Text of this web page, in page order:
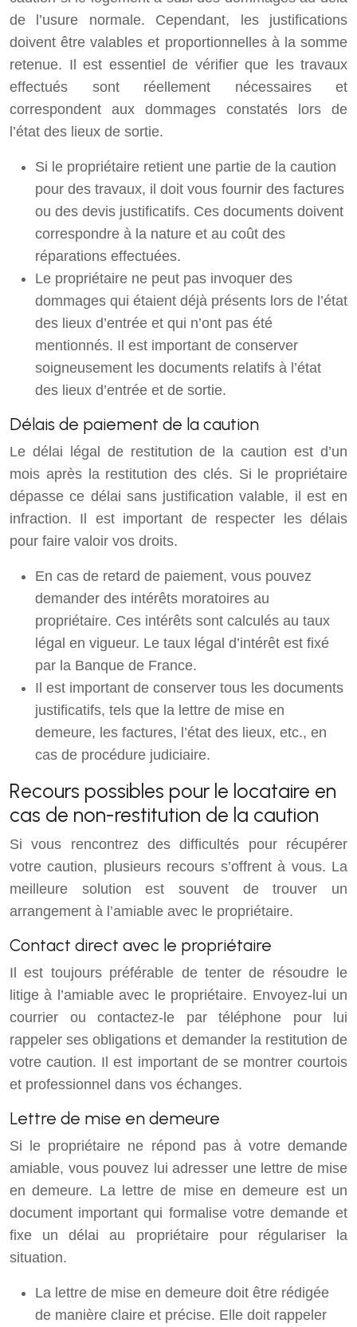
de l’usure normale. Cependant, les justifications
doivent être valables et proportionnelles à la somme
retenue. Il est essentiel de vérifier que les travaux
effectués sont réellement nécessaires et
correspondent aux dommages constatés lors de
l’état des lieux de sortie.
Si le propriétaire retient une partie de la caution
pour des travaux, il doit vous fournir des factures
ou des devis justificatifs. Ces documents doivent
correspondre à la nature et au coût des
réparations effectuées.
Le propriétaire ne peut pas invoquer des
dommages qui étaient déjà présents lors de l’état
des lieux d’entrée et qui n’ont pas été
mentionnés. Il est important de conserver
soigneusement les documents relatifs à l’état
des lieux d’entrée et de sortie.
Délais de paiement de la caution
Le délai légal de restitution de la caution est d’un
mois après la restitution des clés. Si le propriétaire
dépasse ce délai sans justification valable, il est en
infraction. Il est important de respecter les délais
pour faire valoir vos droits.
En cas de retard de paiement, vous pouvez
demander des intérêts moratoires au
propriétaire. Ces intérêts sont calculés au taux
légal en vigueur. Le taux légal d’intérêt est fixé
par la Banque de France.
Il est important de conserver tous les documents
justificatifs, tels que la lettre de mise en
demeure, les factures, l’état des lieux, etc., en
cas de procédure judiciaire.
Recours possibles pour le locataire en
cas de non-restitution de la caution
Si vous rencontrez des difficultés pour récupérer
votre caution, plusieurs recours s’offrent à vous. La
meilleure solution est souvent de trouver un
arrangement à l’amiable avec le propriétaire.
Contact direct avec le propriétaire
Il est toujours préférable de tenter de résoudre le
litige à l’amiable avec le propriétaire. Envoyez-lui un
courrier ou contactez-le par téléphone pour lui
rappeler ses obligations et demander la restitution de
votre caution. Il est important de se montrer courtois
et professionnel dans vos échanges.
Lettre de mise en demeure
Si le propriétaire ne répond pas à votre demande
amiable, vous pouvez lui adresser une lettre de mise
en demeure. La lettre de mise en demeure est un
document important qui formalise votre demande et
fixe un délai au propriétaire pour régulariser la
situation.
La lettre de mise en demeure doit être rédigée
de manière claire et précise. Elle doit rappeler